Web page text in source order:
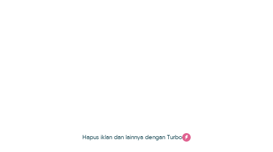
Hapus iklan dan lainnya dengan Turbo